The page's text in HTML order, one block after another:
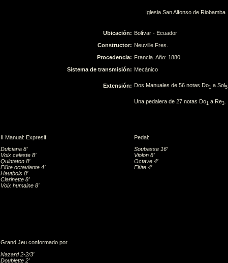
Iglesia San Alfonso de Riobamba
Ubicación: Bolívar - Ecuador
Constructor: Neuville Fres.
Procedencia: Francia. Año: 1880
Sistema de transmisión: Mecánico
Extensión: Dos Manuales de 56 notas Do1 a Sol5
Una pedalera de 27 notas Do1 a Re3
II Manual: Expresif
Dulciana 8’
Voix celeste 8’
Quintaton 8’
Flûte octaviante 4’
Hautbois 8’
Clarinette 8’
Voix humaine 8’
Pedal:
Soubasse 16’
Violon 8’
Octave 4’
Flûte 4’
Grand Jeu conformado por
Nazard 2-2/3’
Doublette 2’